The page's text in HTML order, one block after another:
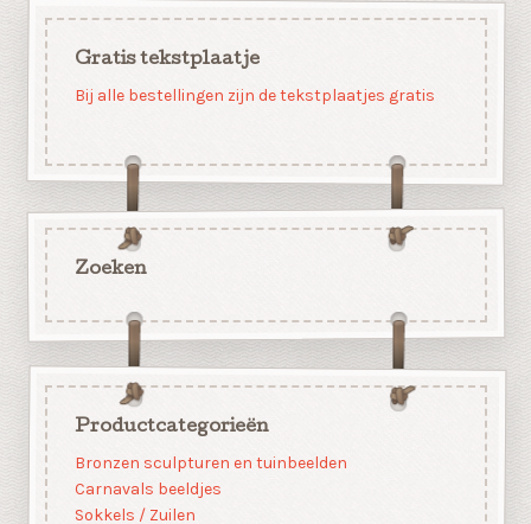
Gratis tekstplaatje
Bij alle bestellingen zijn de tekstplaatjes gratis
Zoeken
Productcategorieën
Bronzen sculpturen en tuinbeelden
Carnavals beeldjes
Sokkels / Zuilen